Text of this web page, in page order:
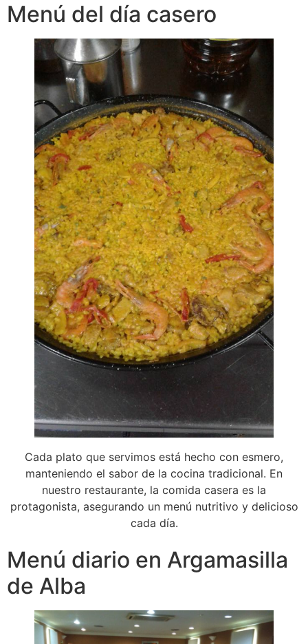
Menú del día casero
Cada plato que servimos está hecho con esmero,
manteniendo el sabor de la cocina tradicional. En
nuestro restaurante, la comida casera es la
protagonista, asegurando un menú nutritivo y delicioso
cada día.
Menú diario en Argamasilla
de Alba